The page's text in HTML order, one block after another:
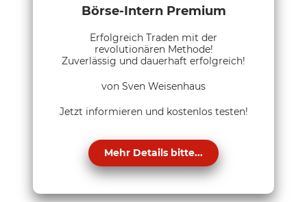
Börse-Intern Premium
Erfolgreich Traden mit der
revolutionären Methode!
Zuverlässig und dauerhaft erfolgreich!
von Sven Weisenhaus
Jetzt informieren und kostenlos testen!
Mehr Details bitte...